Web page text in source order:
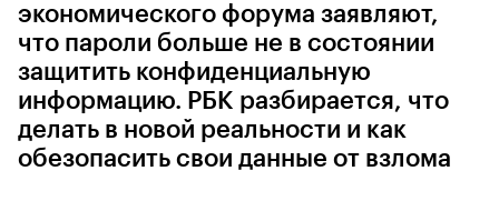
экономического форума заявляют,
что пароли больше не в состоянии
защитить конфиденциальную
информацию. РБК разбирается, что
делать в новой реальности и как
обезопасить свои данные от взлома